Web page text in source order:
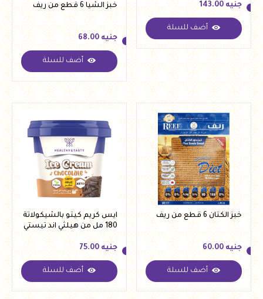
جنيه 143.00
جنيه 143.00
أضف للسلة
خبز الشيا 6 قطع من ريف
جنيه
جنيه 68.00
أضف للسلة
خبز الكتان 6 قطع من ريف
جنيه
جنيه 60.00
أضف للسلة
ايس كريم كيتو بالشيكولاتة
180 مل من هيلثي اند تيستي
جنيه
جنيه 75.00
أضف للسلة